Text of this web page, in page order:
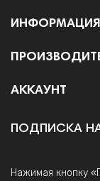
ИНФОРМАЦИЯ
АККАУНТ
ПОДПИСКА
Нажимая кнопку